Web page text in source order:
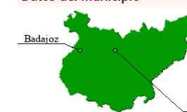
Información General
Historia
Monumentos
Gastronomía